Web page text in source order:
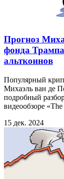
Прогноз
фонда
альткоинов
Популярный
Михаэль ван де
подробный
видеообзоре
15 дек. 2024